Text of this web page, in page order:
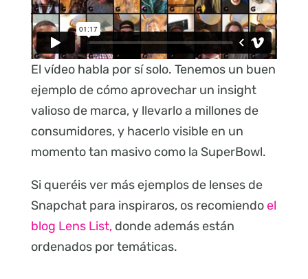
El vídeo habla por sí solo. Tenemos un buen
ejemplo de cómo aprovechar un insight
valioso de marca, y llevarlo a millones de
consumidores, y hacerlo visible en un
momento tan masivo como la SuperBowl.
Si queréis ver más ejemplos de lenses de
Snapchat para inspiraros, os recomiendoel
blog Lens List,donde además están
ordenados por temáticas.